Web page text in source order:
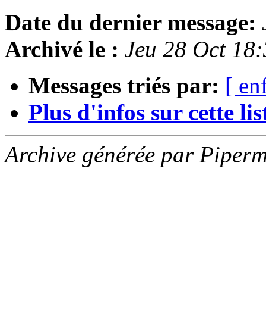
Date du dernier message:
Archivé le : Jeu 28 Oct
Messages triés par: [
Plus d'infos sur cette
Archive générée par